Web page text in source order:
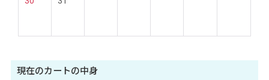
現在のカートの中身